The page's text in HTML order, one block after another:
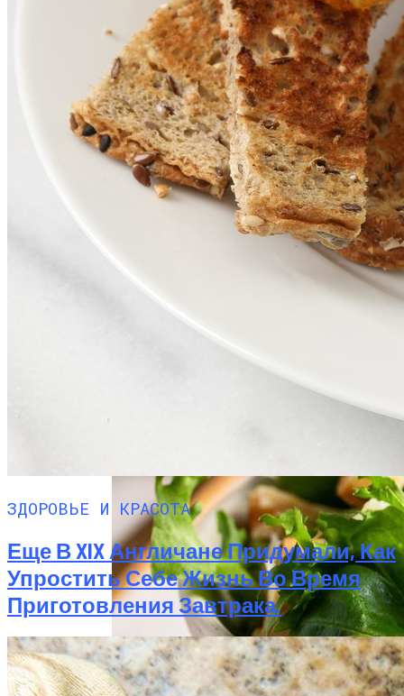
ЗДОРОВЬЕ И КРАСОТА
Еще В XIX Англичане Придумали, Как
Упростить Себе Жизнь Во Время
Приготовления Завтрака.